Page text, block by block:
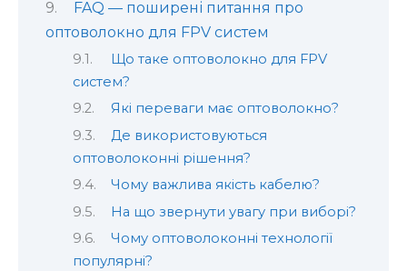
FAQ — поширені питання про
оптоволокно для FPV систем
Що таке оптоволокно для FPV
систем?
Які переваги має оптоволокно?
Де використовуються
оптоволоконні рішення?
Чому важлива якість кабелю?
На що звернути увагу при виборі?
Чому оптоволоконні технології
популярні?